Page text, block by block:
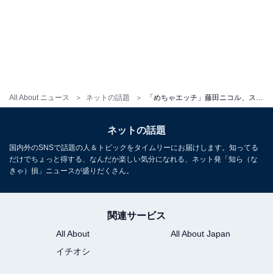
All About ニュース ネットの話題
ネットの話題
国内外のSNSで話題の人＆トピックをタイムリーにお届けします。知ってる
だけでちょっと得する、なんだか楽しい気分になれる、ネット発「知ら（な
きゃ）損」ニュースが盛りだくさん。
関連サービス
All About
All About Japan
イチオシ